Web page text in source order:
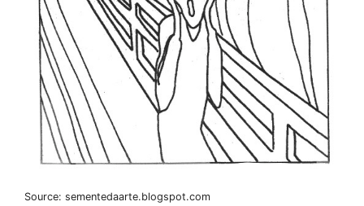
Source: sementedaarte.blogspot.com